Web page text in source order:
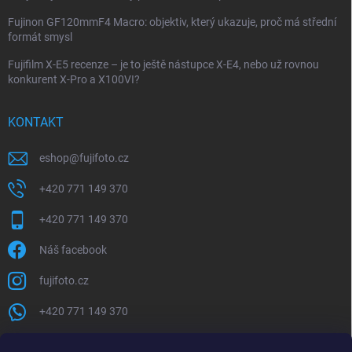
Fujinon GF120mmF4 Macro: objektiv, který ukazuje, proč má střední
formát smysl
Fujifilm X-E5 recenze – je to ještě nástupce X-E4, nebo už rovnou
konkurent X-Pro a X100VI?
KONTAKT
eshop@fujifoto.cz
+420 771 149 370
+420 771 149 370
Náš facebook
fujifoto.cz
+420 771 149 370